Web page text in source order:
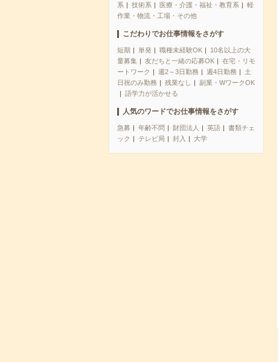
系
技術系 医療・介護・福祉・教育系
軽
作業・物流・工場・その他
こだわりでお仕事情報をさがす
短期 単発 職種未経験OK
10名以上の大
量募集
友だちと一緒の応募OK
在宅・リモ
ートワーク
週2～3日勤務 週4日勤務
土
日祝のみ勤務
残業なし
副業・WワークOK
語学力が活かせる
人気のワードでお仕事情報をさがす
急募 年齢不問 財団法人 英語
書類チェ
ック
テレビ局 封入 大学